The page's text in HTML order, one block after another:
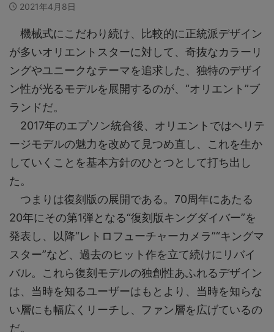
2021年4月8日
機械式にこだわり続け、比較的に正統派デザイン
が多いオリエントスターに対して、奇抜なカラーリ
ングやユニークなテーマを追求した、独特のデザイ
ン性が光るモデルを展開するのが、“オリエント”ブ
ランドだ。
2017年のエプソン統合後、オリエントではヘリテ
ージモデルの魅力を改めて見つめ直し、これを生か
していくことを基本方針のひとつとして打ち出し
た。
つまりは復刻版の展開である。70周年にあたる
20年にその第1弾となる“復刻版キングダイバー”を
発表し、以降“レトロフューチャーカメラ”“キングマ
スター”など、過去のヒット作を立て続けにリバイ
バル。これら復刻モデルの独創性あふれるデザイン
は、当時を知るユーザーはもとより、当時を知らな
い層にも幅広くリーチし、ファン層を広げているの
だ。